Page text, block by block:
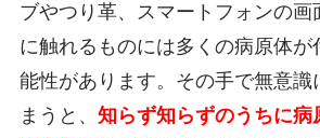
ブやつり革、スマートフォンの画
に触れるものには多くの病原体が
能性があります。その手で無意識
まうと、 知らず知らずのうちに病